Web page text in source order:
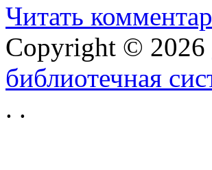
Читать
Copyright © 2026
библиотечная
. .